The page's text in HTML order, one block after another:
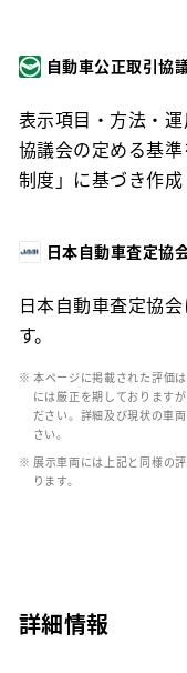
自動車公正取引協
表示項目・方法・
協議会の定める基
制度」に基づき作成
日本自動車査定協
日本自動車査定協
す。
※ 本ページに掲載された評価
には厳正を期しております
ださい。詳細及び現状の車
さい。
※ 展示車両には上記と同様の
ります。
詳細情報